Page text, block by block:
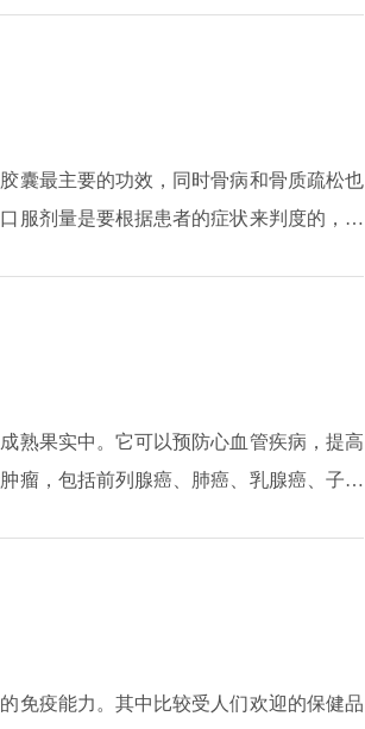
囊最主要的功效，同时骨病和骨质疏松也
服剂量是要根据患者的症状来判度的，成
熟果实中。它可以预防心血管疾病，提高
瘤，包括前列腺癌、肺癌、乳腺癌、子宫
免疫能力。其中比较受人们欢迎的保健品